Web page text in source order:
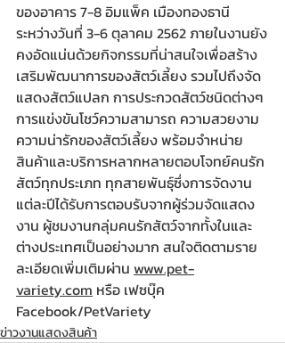
ของอาคาร 7-8 อิมแพ็ค เมืองทองธานี
ระหว่างวันที่ 3-6 ตุลาคม 2562 ภายในงานยัง
คงอัดแน่นด้วยกิจกรรมที่น่าสนใจเพื่อสร้าง
เสริมพัฒนาการของสัตว์เลี้ยง รวมไปถึงจัด
แสดงสัตว์แปลก การประกวดสัตว์ชนิดต่างๆ
การแข่งขันโชว์ความสามารถ ความสวยงาม
ความน่ารักของสัตว์เลี้ยง พร้อมจำหน่าย
สินค้าและบริการหลากหลายตอบโจทย์คนรัก
สัตว์ทุกประเภท ทุกสายพันธุ์ซึ่งการจัดงาน
แต่ละปีได้รับการตอบรับจากผู้ร่วมจัดแสดง
งาน ผู้ชมงานกลุ่มคนรักสัตว์จากทั้งในและ
ต่างประเทศเป็นอย่างมาก สนใจติดตามราย
ละเอียดเพิ่มเติมผ่าน www.pet-
variety.com หรือ เฟซบุ๊ค
Facebook/PetVariety
ข่าวงานแสดงสินค้า